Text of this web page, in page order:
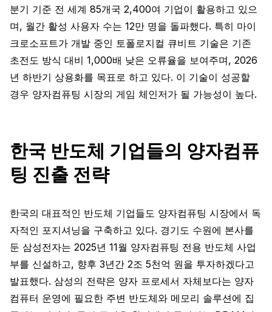
분기 기준 전 세계 85개국 2,400여 기업이 활용하고 있으
며, 월간 활성 사용자 수는 12만 명을 돌파했다. 특히 마이
크로소프트가 개발 중인 토폴로지컬 큐비트 기술은 기존
초전도 방식 대비 1,000배 낮은 오류율을 보여주며, 2026
년 하반기 상용화를 목표로 하고 있다. 이 기술이 성공할
경우 양자컴퓨팅 시장의 게임 체인저가 될 가능성이 높다.
한국 반도체 기업들의 양자컴퓨
팅 진출 전략
한국의 대표적인 반도체 기업들도 양자컴퓨팅 시장에서 독
자적인 포지셔닝을 구축하고 있다. 경기도 수원에 본사를
둔 삼성전자는 2025년 11월 양자컴퓨팅 전용 반도체 사업
부를 신설하고, 향후 3년간 2조 5천억 원을 투자하겠다고
발표했다. 삼성의 전략은 양자 프로세서 자체보다는 양자
컴퓨터 운영에 필요한 주변 반도체와 메모리 솔루션에 집